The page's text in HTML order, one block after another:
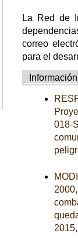
La Red de
correo
para el
Información
018-